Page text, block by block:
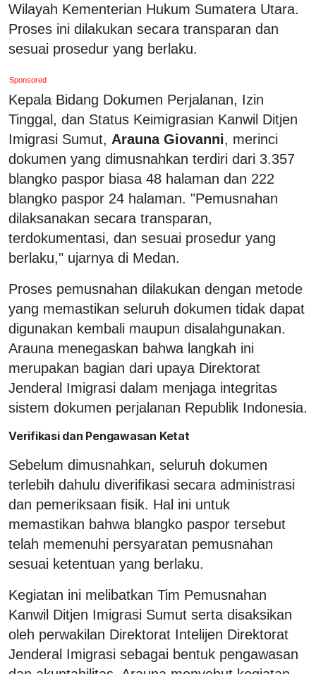
Wilayah Kementerian Hukum Sumatera Utara.
Proses ini dilakukan secara transparan dan
sesuai prosedur yang berlaku.
Sponsored
Kepala Bidang Dokumen Perjalanan, Izin
Tinggal, dan Status Keimigrasian Kanwil Ditjen
Imigrasi Sumut, Arauna Giovanni, merinci
dokumen yang dimusnahkan terdiri dari 3.357
blangko paspor biasa 48 halaman dan 222
blangko paspor 24 halaman. "Pemusnahan
dilaksanakan secara transparan,
terdokumentasi, dan sesuai prosedur yang
berlaku," ujarnya di Medan.
Proses pemusnahan dilakukan dengan metode
yang memastikan seluruh dokumen tidak dapat
digunakan kembali maupun disalahgunakan.
Arauna menegaskan bahwa langkah ini
merupakan bagian dari upaya Direktorat
Jenderal Imigrasi dalam menjaga integritas
sistem dokumen perjalanan Republik Indonesia.
Verifikasi dan Pengawasan Ketat
Sebelum dimusnahkan, seluruh dokumen
terlebih dahulu diverifikasi secara administrasi
dan pemeriksaan fisik. Hal ini untuk
memastikan bahwa blangko paspor tersebut
telah memenuhi persyaratan pemusnahan
sesuai ketentuan yang berlaku.
Kegiatan ini melibatkan Tim Pemusnahan
Kanwil Ditjen Imigrasi Sumut serta disaksikan
oleh perwakilan Direktorat Intelijen Direktorat
Jenderal Imigrasi sebagai bentuk pengawasan